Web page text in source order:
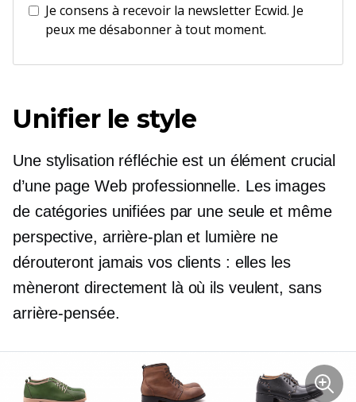
Je consens à recevoir la newsletter Ecwid. Je
peux me désabonner à tout moment.
Unifier le style
Une stylisation réfléchie est un élément crucial
d’une page Web professionnelle. Les images
de catégories unifiées par une seule et même
perspective, arrière-plan et lumière ne
dérouteront jamais vos clients : elles les
mèneront directement là où ils veulent, sans
arrière-pensée.